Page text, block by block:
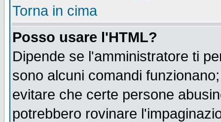
Torna in cima
Posso usare l'HTML?
Dipende se l'amministratore ti
sono alcuni comandi
evitare che certe persone
potrebbero rovinare